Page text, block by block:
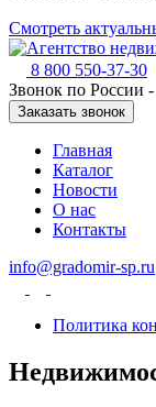
Смотреть
8 800 550-37-30
Звонок по России
Заказать звонок
Главная
Каталог
Новости
О нас
Контакты
info@gradomir-sp.ru
Политика